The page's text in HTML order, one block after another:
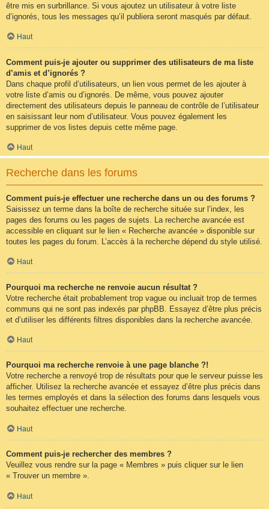
être mis en surbrillance. Si vous ajoutez un utilisateur à votre liste
d’ignorés, tous les messages qu’il publiera seront masqués par défaut.
Haut
Comment puis-je ajouter ou supprimer des utilisateurs de ma liste
d’amis et d’ignorés ?
Dans chaque profil d’utilisateurs, un lien vous permet de les ajouter à
votre liste d’amis ou d’ignorés. De même, vous pouvez ajouter
directement des utilisateurs depuis le panneau de contrôle de l’utilisateur
en saisissant leur nom d’utilisateur. Vous pouvez également les
supprimer de vos listes depuis cette même page.
Haut
Recherche dans les forums
Comment puis-je effectuer une recherche dans un ou des forums ?
Saisissez un terme dans la boîte de recherche située sur l’index, les
pages des forums ou les pages de sujets. La recherche avancée est
accessible en cliquant sur le lien « Recherche avancée » disponible sur
toutes les pages du forum. L’accès à la recherche dépend du style utilisé.
Haut
Pourquoi ma recherche ne renvoie aucun résultat ?
Votre recherche était probablement trop vague ou incluait trop de termes
communs qui ne sont pas indexés par phpBB. Essayez d’être plus précis
et d’utiliser les différents filtres disponibles dans la recherche avancée.
Haut
Pourquoi ma recherche renvoie à une page blanche ?!
Votre recherche a renvoyé trop de résultats pour que le serveur puisse les
afficher. Utilisez la recherche avancée et essayez d’être plus précis dans
les termes employés et dans la sélection des forums dans lesquels vous
souhaitez effectuer une recherche.
Haut
Comment puis-je rechercher des membres ?
Veuillez vous rendre sur la page « Membres » puis cliquer sur le lien
« Trouver un membre ».
Haut